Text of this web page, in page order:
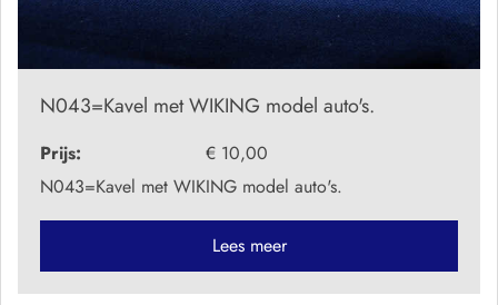
N043=Kavel met WIKING model auto's.
Prijs:
€ 10,00
N043=Kavel met WIKING model auto's.
Lees meer